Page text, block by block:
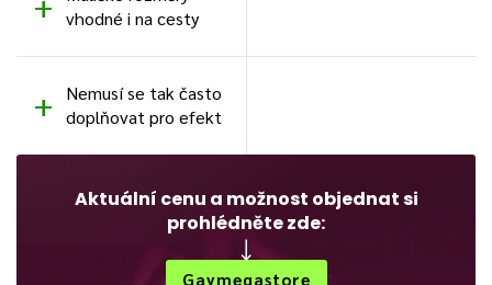
vhodné i na cesty
Nemusí se tak často
doplňovat pro efekt
Aktuální cenu a možnost objednat si
prohlédněte zde:
Gaymegastore